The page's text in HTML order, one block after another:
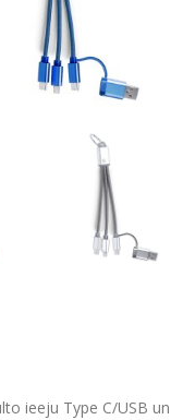
ieeju Type C/USB un